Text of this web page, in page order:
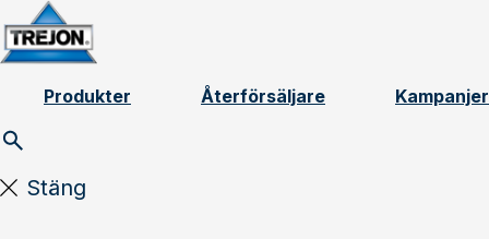
Skip to content
Produkter Återförsäljare Kampanjer
Stäng